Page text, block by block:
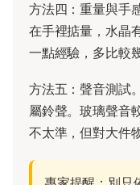
方法四：重量與手
在手裡掂量，水晶
一點經驗，多比較
方法五：聲音測試
屬鈴聲。玻璃聲音
不太準，但對大件